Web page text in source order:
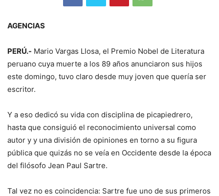
AGENCIAS
PERÚ.- Mario Vargas Llosa, el Premio Nobel de Literatura
peruano cuya muerte a los 89 años anunciaron sus hijos
este domingo, tuvo claro desde muy joven que quería ser
escritor.
Y a eso dedicó su vida con disciplina de picapiedrero,
hasta que consiguió el reconocimiento universal como
autor y y una división de opiniones en torno a su figura
pública que quizás no se veía en Occidente desde la época
del filósofo Jean Paul Sartre.
Tal vez no es coincidencia: Sartre fue uno de sus primeros